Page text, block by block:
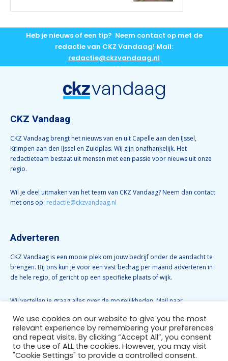
Heb je nieuws of een tip? Neem contact op met de
redactie van CKZ Vandaag! Mail:
redactie@ckzvandaag.nl
CKZ Vandaag
CKZ Vandaag brengt het nieuws van en uit Capelle aan den IJssel,
Krimpen aan den IJssel en Zuidplas. Wij zijn onafhankelijk. Het
redactieteam bestaat uit mensen met een passie voor nieuws uit onze
regio.
Wil je deel uitmaken van het team van CKZ Vandaag? Neem dan contact
met ons op: redactie@ckzvandaag.nl
Adverteren
CKZ Vandaag is een mooie plek om jouw bedrijf onder de aandacht te
brengen. Bij ons kun je voor een vast bedrag per maand adverteren in
de hele regio, of gericht op een specifieke plaats of wijk.
Wij vertellen je graag alles over de mogelijkheden. Mail naar
Volg CKZ Vandaag
We use cookies on our website to give you the most
relevant experience by remembering your preferences
and repeat visits. By clicking “Accept All”, you consent
to the use of ALL the cookies. However, you may visit
"Cookie Settings" to provide a controlled consent.